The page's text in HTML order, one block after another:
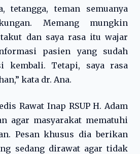
tetangga, teman semuanya
Memang mungkin
dan saya rasa itu wajar
pasien yang sudah
kembali. Tetapi, saya rasa
kata dr. Ana.
Rawat Inap RSUP H. Adam
agar masyarakat mematuhi
Pesan khusus dia berikan
sedang dirawat agar tidak